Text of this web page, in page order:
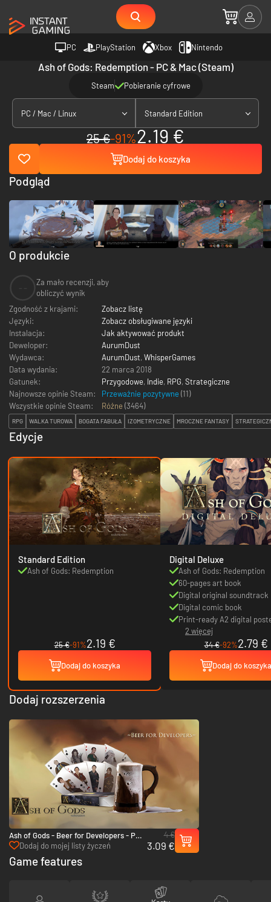
PC PlayStation Xbox Nintendo
Ash of Gods: Redemption - PC & Mac (Steam)
Steam Pobieranie cyfrowe
PC / Mac / Linux Standard Edition
25 €-91%2.19 €
Dodaj do koszyka
O produkcie
Za mało recenzji, aby
obliczyć wynik
Zgodność z krajami:
Zobacz listę
Języki:
Zobacz obsługiwane języki
Instalacja:
Jak aktywować produkt
Deweloper:
AurumDust
Wydawca:
AurumDust, WhisperGames
Data wydania:
22 marca 2018
Gatunek:
Przygodowe, Indie, RPG, Strategiczne
Najnowsze opinie Steam:
Przeważnie pozytywne (11)
Wszystkie opinie Steam:
Różne (3464)
RPG WALKA TUROWA BOGATA FABUŁA IZOMETRYCZNE MROCZNE FANTASY
Edycje
Standard Edition
Ash of Gods: Redemption
25 €-91%2.19 €
Dodaj do koszyka
Digital Deluxe
Ash of Gods: Redemption
60-pages art book
Digital original soundtrack
Digital comic book
Print-ready A2 digital
2 więcej
34 €-92%2.79 €
Dodaj do koszyka
Dodaj rozszerzenia
Ash of Gods - Beer for Developers - PC
& Mac (Steam)
Dodaj do mojej listy życzeń
4 €
3.09 €
Podgląd
Game features